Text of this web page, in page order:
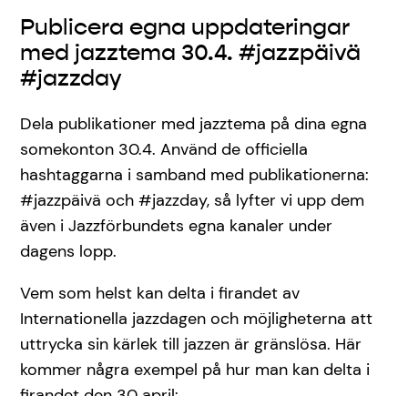
Publicera egna uppdateringar
med jazztema 30.4. #jazzpäivä
#jazzday
Dela publikationer med jazztema på dina egna
somekonton 30.4. Använd de officiella
hashtaggarna i samband med publikationerna:
#jazzpäivä och #jazzday, så lyfter vi upp dem
även i Jazzförbundets egna kanaler under
dagens lopp.
Vem som helst kan delta i firandet av
Internationella jazzdagen och möjligheterna att
uttrycka sin kärlek till jazzen är gränslösa. Här
kommer några exempel på hur man kan delta i